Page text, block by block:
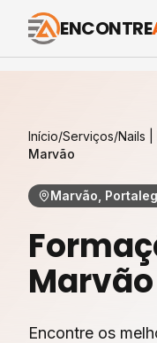
ENCONTRE
Início/Serviços/Nails |
Marvão
Marvão,
Marvão
Encontre os